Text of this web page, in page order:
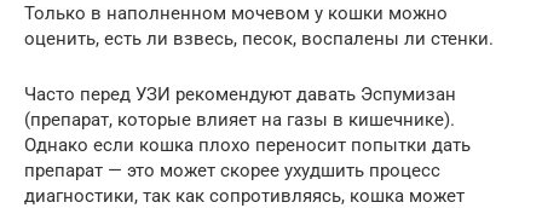
Только в наполненном мочевом у кошки можно
оценить, есть ли взвесь, песок, воспалены ли стенки.
Часто перед УЗИ рекомендуют давать Эспумизан
(препарат, которые влияет на газы в кишечнике).
Однако если кошка плохо переносит попытки дать
препарат — это может скорее ухудшить процесс
диагностики, так как сопротивляясь, кошка может